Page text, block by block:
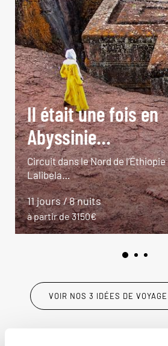
Il était une fois en
Abyssinie...
Circuit dans le Nord de
Lalibela…
11 jours / 8 nuits
à partir de 3150€
VOIR NOS 3 IDÉES DE